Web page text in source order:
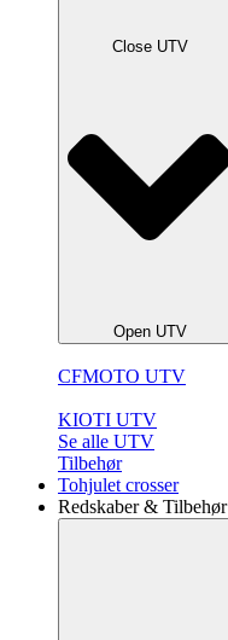
Close UTV
Open UTV
CFMOTO UTV
KIOTI UTV
Se alle UTV
Tilbehør
Tohjulet crosser
Redskaber & Tilbehør